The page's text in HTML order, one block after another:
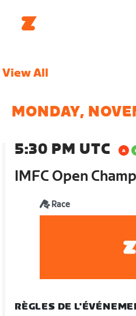
View All
MONDAY,
5:30 PM UTC
IMFC Open
Race
RÈGLES DE